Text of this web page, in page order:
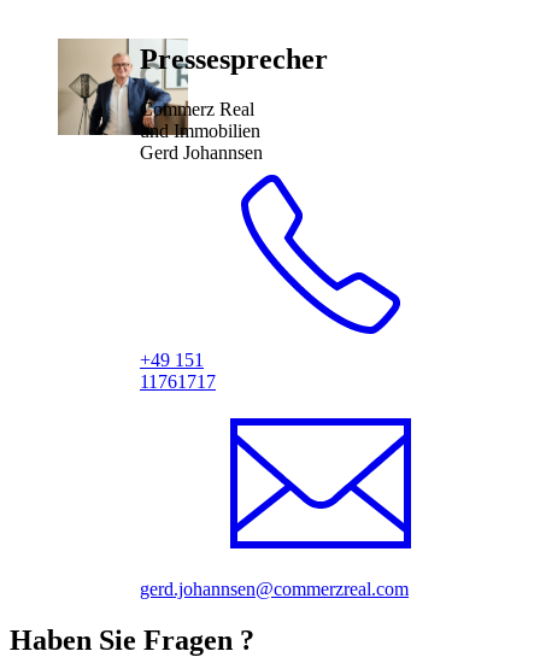
Pressesprecher
Commerz Real
und Immobilien
Gerd Johannsen
+49 151
11761717
gerd.johannsen@commerzreal.com
Haben Sie Fragen ?